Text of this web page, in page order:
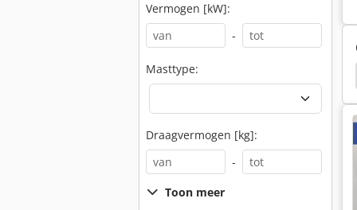
Vermogen [kW]:
-
Masttype:
Draagvermogen [kg]:
-
Toon meer
Genie Verreikers